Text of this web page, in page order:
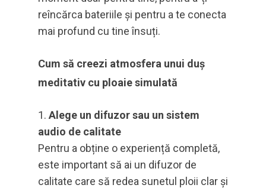
reîncărca bateriile și pentru a te conecta
mai profund cu tine însuți.
Cum să creezi atmosfera unui duș
meditativ cu ploaie simulată
Alege un difuzor sau un sistem
audio de calitate
Pentru a obține o experiență completă,
este important să ai un difuzor de
calitate care să redea sunetul ploii clar și